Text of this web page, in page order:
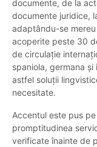
documente, de la
documente juridice,
adaptându-se
acoperite peste 30
de circulație
spaniola, germana
astfel soluții
necesitate.
Accentul este pus
promptitudinea
verificate înainte de